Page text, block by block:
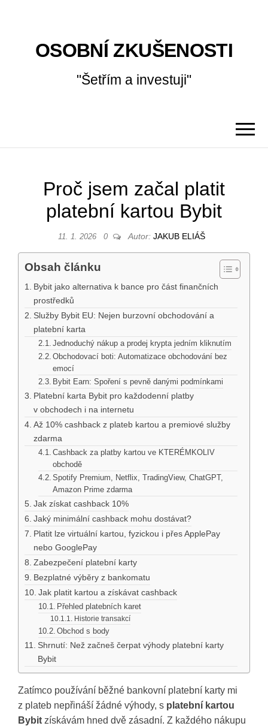
OSOBNÍ ZKUŠENOSTI
"Šetřím a investuji"
Proč jsem začal platit
platební kartou Bybit
11. 1. 2026 0 Autor: JAKUB ELIÁŠ
Obsah článku
Bybit jako alternativa k bance pro část finančních
prostředků
Služby Bybit EU: Nejen burzovní obchodování a
platební karta
Jednoduchý nákup a prodej krypta jedním kliknutím
Obchodovací boti: Automatizace obchodování bez
emocí
Bybit Earn: Spoření s pevně danými podmínkami
Platební karta Bybit pro každodenní platby
v obchodech i na internetu
Až 10% cashback z plateb kartou a premiové služby
zdarma
Cashback za platby kartou ve KTERÉMKOLIV
obchodě
Spotify Premium, Netflix, TradingView, ChatGPT,
Amazon Prime zdarma
Jak získat cashback 10%
Jaký minimální cashback mohu dostávat?
Platit lze virtuální kartou, fyzickou i přes ApplePay
nebo GooglePay
Zabezpečení platební karty
Bezplatné výběry z bankomatu
Jak platit kartou a získávat cashback
Přehled platebních karet
Historie transakcí
Obchod s body
Shrnutí: Než začneš čerpat výhody platební karty
Bybit
Zatímco používání běžné bankovní platební karty mi
z plateb nepřináší žádné výhody, s platební kartou
Bybit získávám hned dvě zásadní. Z každého nákupu